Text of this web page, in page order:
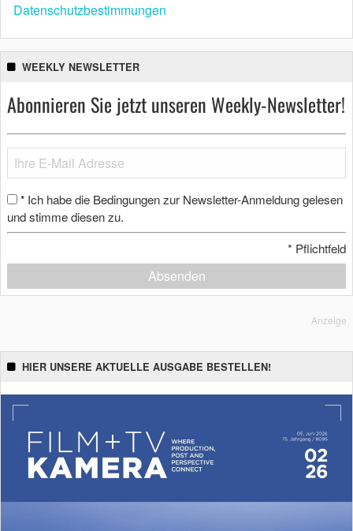
Datenschutzbestimmungen
WEEKLY NEWSLETTER
Abonnieren Sie jetzt unseren Weekly-Newsletter!
* Ich habe die Bedingungen zur Newsletter-Anmeldung gelesen
und stimme diesen zu.
* Pflichtfeld
Absenden
Anzeige
HIER UNSERE AKTUELLE AUSGABE BESTELLEN!